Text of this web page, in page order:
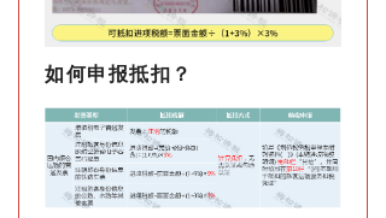
如何申报抵扣？